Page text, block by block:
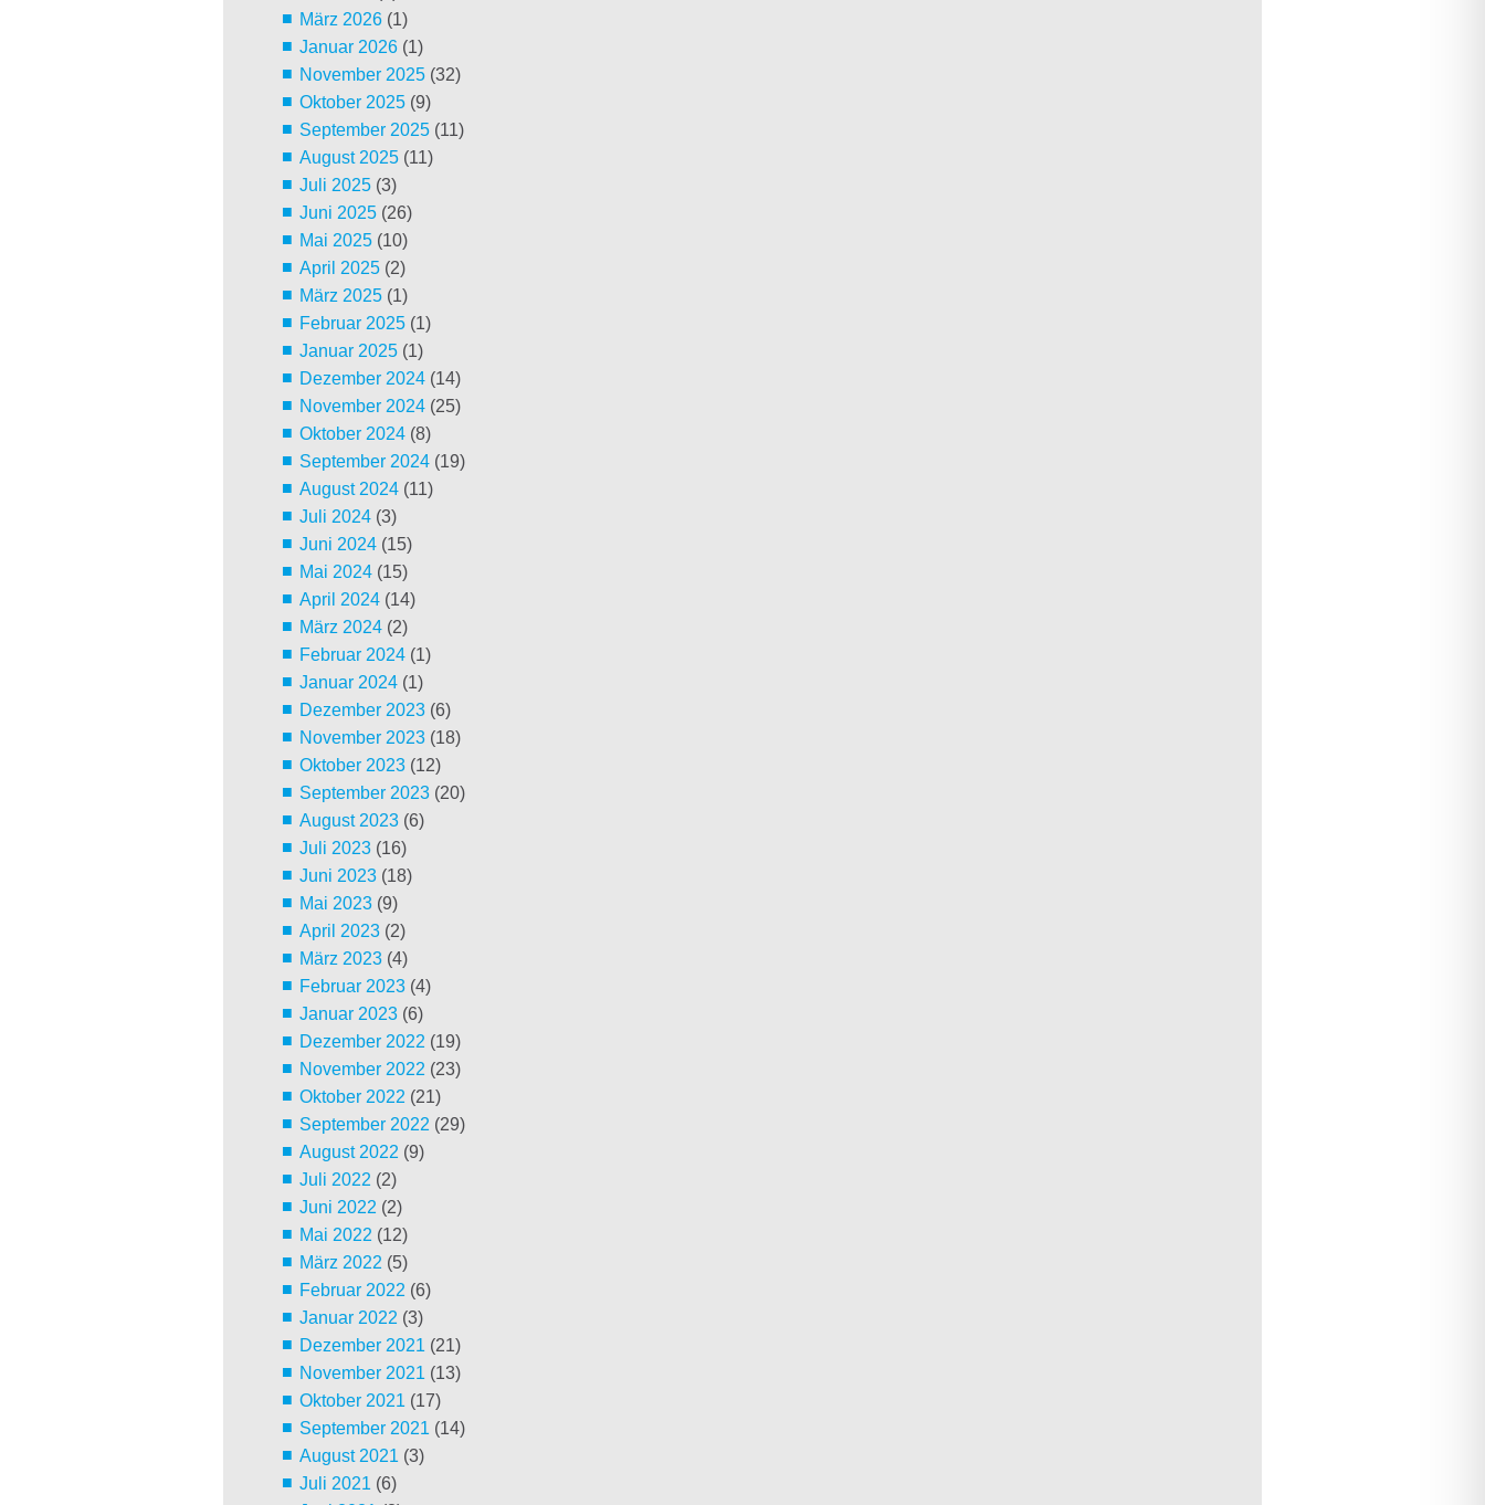
März 2026(1)
Januar 2026(1)
November 2025(32)
Oktober 2025(9)
September 2025(11)
August 2025(11)
Juli 2025(3)
Juni 2025(26)
Mai 2025(10)
April 2025(2)
März 2025(1)
Februar 2025(1)
Januar 2025(1)
Dezember 2024(14)
November 2024(25)
Oktober 2024(8)
September 2024(19)
August 2024(11)
Juli 2024(3)
Juni 2024(15)
Mai 2024(15)
April 2024(14)
März 2024(2)
Februar 2024(1)
Januar 2024(1)
Dezember 2023(6)
November 2023(18)
Oktober 2023(12)
September 2023(20)
August 2023(6)
Juli 2023(16)
Juni 2023(18)
Mai 2023(9)
April 2023(2)
März 2023(4)
Februar 2023(4)
Januar 2023(6)
Dezember 2022 (19)
November 2022 (23)
Oktober 2022 (21)
September 2022 (29)
August 2022 (9)
Juli 2022 (2)
Juni 2022 (2)
Mai 2022 (12)
März 2022 (5)
Februar 2022 (6)
Januar 2022 (3)
Dezember 2021 (21)
November 2021 (13)
Oktober 2021 (17)
September 2021 (14)
August 2021 (3)
Juli 2021 (6)